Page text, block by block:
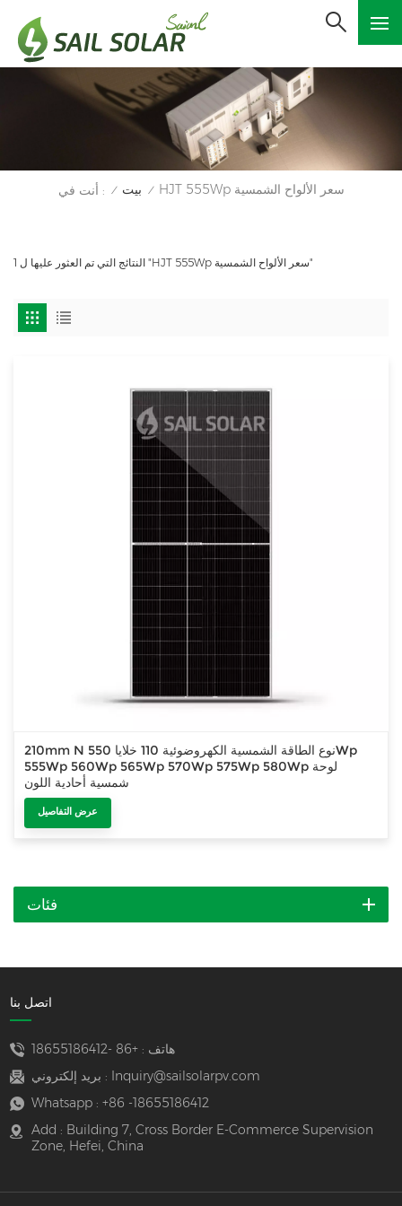
أنت في : / بيت / HJT 555Wp سعر الألواح الشمسية
1 النتائج التي تم العثور عليها ل "HJT 555Wp سعر الألواح الشمسية"
210mm N نوع الطاقة الشمسية الكهروضوئية 110 خلايا 550Wp
555Wp 560Wp 565Wp 570Wp 575Wp 580Wp لوحة
شمسية أحادية اللون
عرض التفاصيل
فئات
اتصل بنا
هاتف :+86 -18655186412
بريد إلكتروني :
Inquiry@sailsolarpv.com
Whatsapp : +86 -18655186412
Add : Building 7, Cross Border E-Commerce Supervision
Zone, Hefei, China